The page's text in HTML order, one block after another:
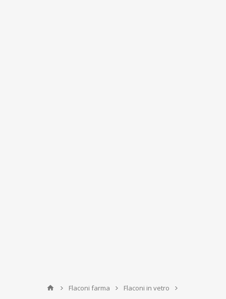
Flaconi farma
Flaconi in vetro